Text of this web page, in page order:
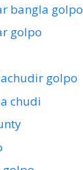
bangla golpo
golpo
golpo
chudi